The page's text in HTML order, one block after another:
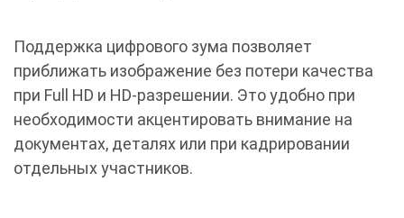
Поддержка цифрового зума позволяет
приближать изображение без потери качества
при Full HD и HD-разрешении. Это удобно при
необходимости акцентировать внимание на
документах, деталях или при кадрировании
отдельных участников.